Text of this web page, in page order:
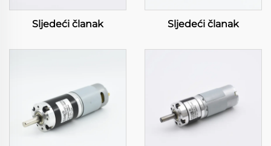
Sljedeći članak Sljedeći članak